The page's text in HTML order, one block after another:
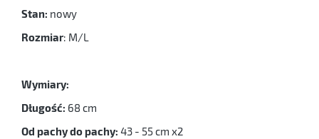
Stan: nowy
Rozmiar: M/L
Wymiary:
Długość: 68 cm
Od pachy do pachy: 43 - 55 cm x2